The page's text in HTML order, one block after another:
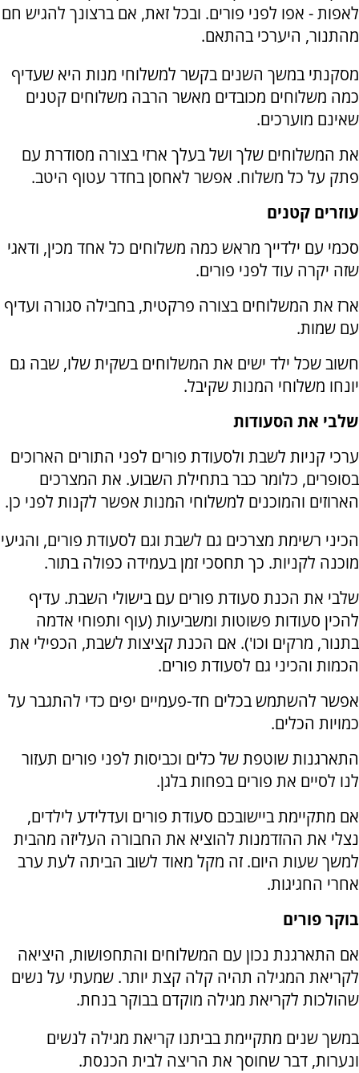
לאפות - אפו לפני פורים. ובכל זאת, אם ברצונך להגיש חם
מהתנור, היערכי בהתאם.
מסקנתי במשך השנים בקשר למשלוחי מנות היא שעדיף
כמה משלוחים מכובדים מאשר הרבה משלוחים קטנים
שאינם מוערכים.
את המשלוחים שלך ושל בעלך ארזי בצורה מסודרת עם
פתק על כל משלוח. אפשר לאחסן בחדר עטוף היטב.
עוזרים קטנים
סכמי עם ילדייך מראש כמה משלוחים כל אחד מכין, ודאגי
שזה יקרה עוד לפני פורים.
ארז את המשלוחים בצורה פרקטית, בחבילה סגורה ועדיף
עם שמות.
חשוב שכל ילד ישים את המשלוחים בשקית שלו, שבה גם
יונחו משלוחי המנות שקיבל.
שלבי את הסעודות
ערכי קניות לשבת ולסעודת פורים לפני התורים הארוכים
בסופרים, כלומר כבר בתחילת השבוע. את המצרכים
הארוזים והמוכנים למשלוחי המנות אפשר לקנות לפני כן.
הכיני רשימת מצרכים גם לשבת וגם לסעודת פורים, והגיעי
מוכנה לקניות. כך תחסכי זמן בעמידה כפולה בתור.
שלבי את הכנת סעודת פורים עם בישולי השבת. עדיף
להכין סעודות פשוטות ומשביעות (עוף ותפוחי אדמה
בתנור, מרקים וכו'). אם הכנת קציצות לשבת, הכפילי את
הכמות והכיני גם לסעודת פורים.
אפשר להשתמש בכלים חד-פעמיים יפים כדי להתגבר על
כמויות הכלים.
התארגנות שוטפת של כלים וכביסות לפני פורים תעזור
לנו לסיים את פורים בפחות בלגן.
אם מתקיימת ביישובכם סעודת פורים ועדלידע לילדים,
נצלי את ההזדמנות להוציא את החבורה העליזה מהבית
למשך שעות היום. זה מקל מאוד לשוב הביתה לעת ערב
אחרי החגיגות.
בוקר פורים
אם התארגנת נכון עם המשלוחים והתחפושות, היציאה
לקריאת המגילה תהיה קלה קצת יותר. שמעתי על נשים
שהולכות לקריאת מגילה מוקדם בבוקר בנחת.
במשך שנים מתקיימת בביתנו קריאת מגילה לנשים
ונערות, דבר שחוסך את הריצה לבית הכנסת.